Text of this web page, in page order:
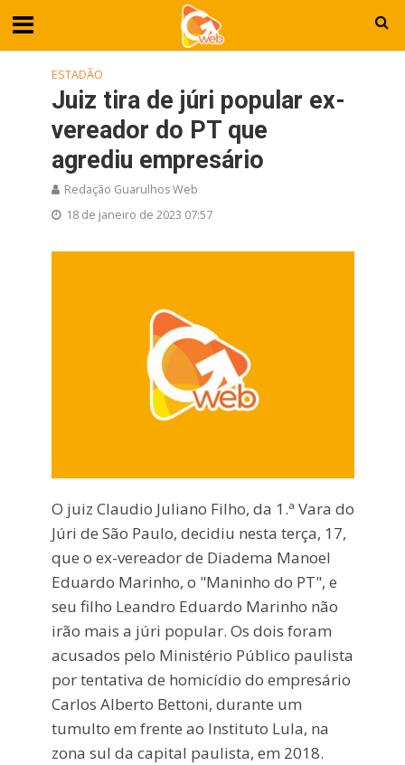
ESTADÃO
Juiz tira de júri popular ex-
vereador do PT que
agrediu empresário
Redação Guarulhos Web
18 de janeiro de 2023 07:57
O juiz Claudio Juliano Filho, da 1.ª Vara do
Júri de São Paulo, decidiu nesta terça, 17,
que o ex-vereador de Diadema Manoel
Eduardo Marinho, o "Maninho do PT", e
seu filho Leandro Eduardo Marinho não
irão mais a júri popular. Os dois foram
acusados pelo Ministério Público paulista
por tentativa de homicídio do empresário
Carlos Alberto Bettoni, durante um
tumulto em frente ao Instituto Lula, na
zona sul da capital paulista, em 2018.